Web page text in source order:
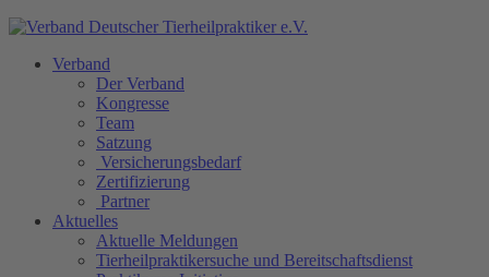
Verband
Der Verband
Kongresse
Team
Satzung
Versicherungsbedarf
Zertifizierung
Partner
Aktuelles
Aktuelle Meldungen
Tierheilpraktikersuche und Bereitschaftsdienst